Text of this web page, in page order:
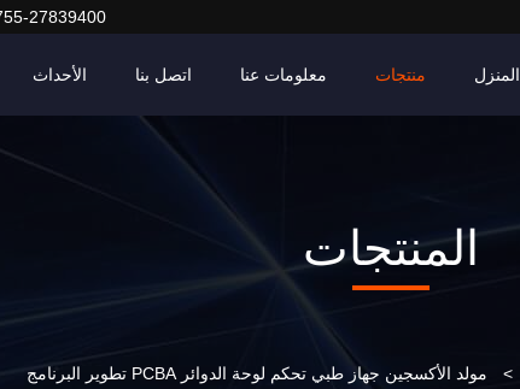
27839400
المنزل منتجات معلومات عنا اتصل بنا الأحداث
المنتجات
> مولد الأكسجين جهاز طبي تحكم لوحة الدوائر PCBA تطوير البرنامج